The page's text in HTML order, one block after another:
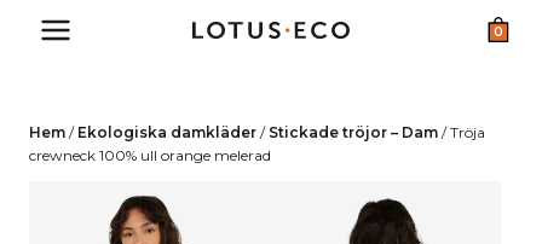
0
Hem / Ekologiska damkläder / Stickade tröjor – Dam /Tröja
crewneck 100% ull orange melerad